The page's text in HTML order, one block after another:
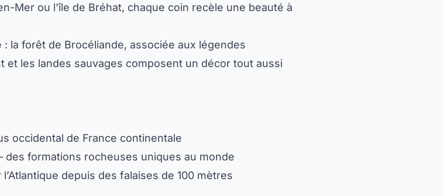
Mer ou l’île de Bréhat, chaque coin recèle une beauté à
: la forêt de Brocéliande, associée aux légendes
et les landes sauvages composent un décor tout aussi
occidental de France continentale
des formations rocheuses uniques au monde
depuis des falaises de 100 mètres